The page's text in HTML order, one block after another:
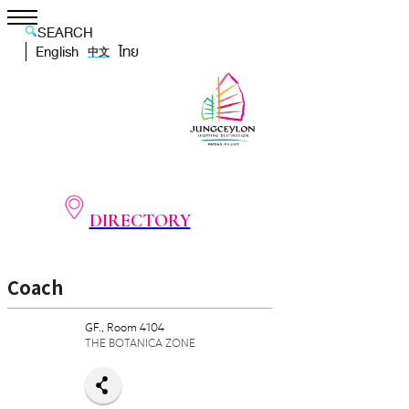
SEARCH
English
中文 ไทย
DIRECTORY
Coach
GF., Room 4104
THE BOTANICA ZONE